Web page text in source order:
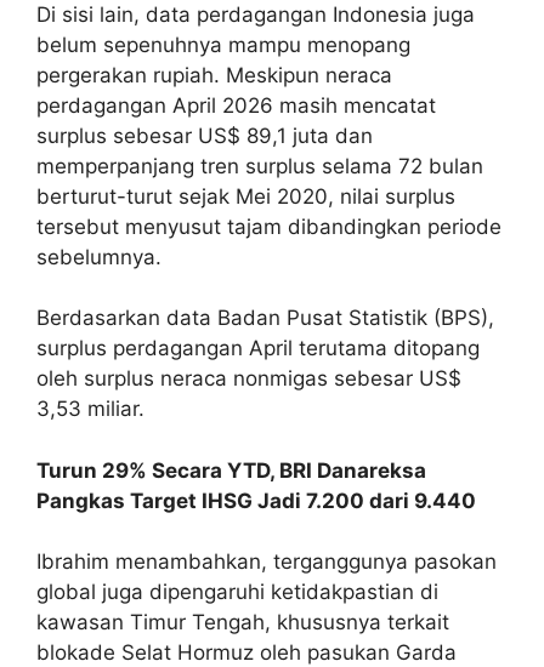
Di sisi lain, data perdagangan Indonesia juga
belum sepenuhnya mampu menopang
pergerakan rupiah. Meskipun neraca
perdagangan April 2026 masih mencatat
surplus sebesar US$ 89,1 juta dan
memperpanjang tren surplus selama 72 bulan
berturut-turut sejak Mei 2020, nilai surplus
tersebut menyusut tajam dibandingkan periode
sebelumnya.
Berdasarkan data Badan Pusat Statistik (BPS),
surplus perdagangan April terutama ditopang
oleh surplus neraca nonmigas sebesar US$
3,53 miliar.
Turun 29% Secara YTD, BRI Danareksa
Pangkas Target IHSG Jadi 7.200 dari 9.440
Ibrahim menambahkan, terganggunya pasokan
global juga dipengaruhi ketidakpastian di
kawasan Timur Tengah, khususnya terkait
blokade Selat Hormuz oleh pasukan Garda